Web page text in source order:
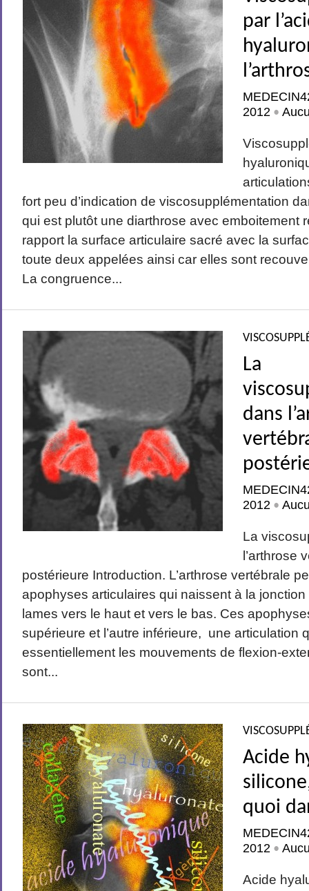
par
2012 •
fort peu d’indication de viscosupplémentation
qui est plutôt une diarthrose avec emboitement
rapport la surface articulaire sacré avec la
toute deux appelées ainsi car elles sont
La congruence...
La
dans
2012 •
La
l’arthrose
postérieure Introduction. L’arthrose vertébrale
apophyses articulaires qui naissent à la
lames vers le haut et vers le bas. Ces
supérieure et l’autre inférieure, une articulation
essentiellement les mouvements de flexion-
sont...
Acide
quoi
2012 •
Acide